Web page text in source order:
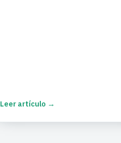
Leer artículo →